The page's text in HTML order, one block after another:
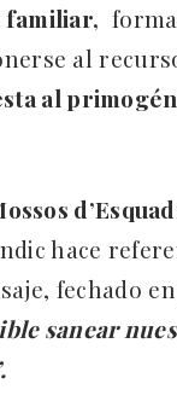
familiar,
al
al
hace
fechado
sanear